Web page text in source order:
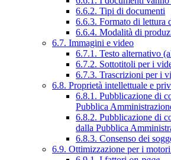
6.6.2. Tipi di documenti
6.6.3. Formato di lettura
6.6.4. Modalità di
6.7. Immagini e video
6.7.1. Testo alternativo
6.7.2. Sottotitoli per i
6.7.3. Trascrizioni per i
6.8. Proprietà intellettuale e
6.8.1. Pubblicazione di
Pubblica
6.8.2. Pubblicazione di
dalla Pubblica
6.8.3. Consenso dei
6.9. Ottimizzazione per i